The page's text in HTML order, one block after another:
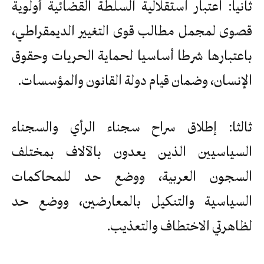
ثانيا: اعتبار استقلالية السلطة القضائية أولوية
قصوى لمجمل مطالب قوى التغيير الديمقراطي،
باعتبارها شرطا أساسيا لحماية الحريات وحقوق
الإنسان، وضمان قيام دولة القانون والمؤسسات.
ثالثا: إطلاق سراح سجناء الرأي والسجناء
السياسيين الذين يعدون بالآلاف بمختلف
السجون العربية، ووضع حد للمحاكمات
السياسية والتنكيل بالمعارضين، ووضع حد
لظاهرتي الاختطاف والتعذيب.